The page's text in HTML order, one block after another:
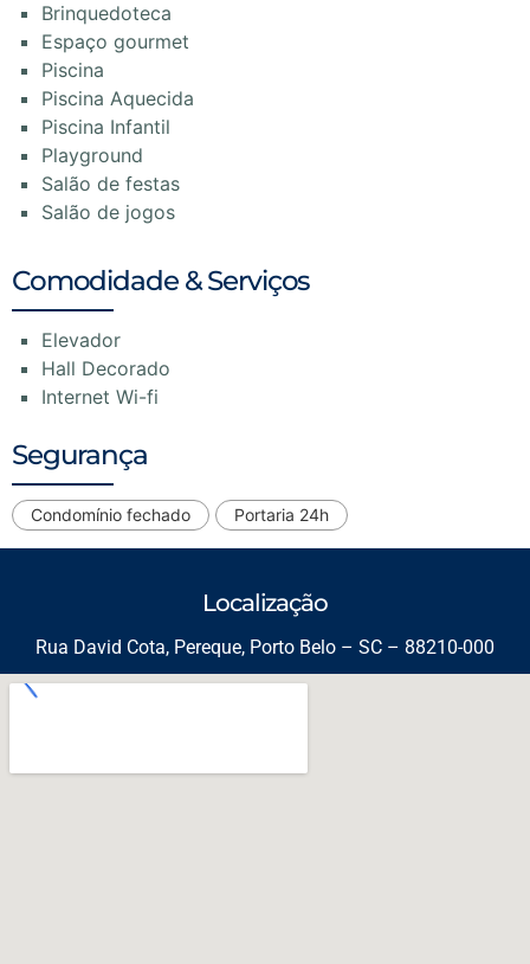
Brinquedoteca
Espaço gourmet
Piscina
Piscina Aquecida
Piscina Infantil
Playground
Salão de festas
Salão de jogos
Comodidade & Serviços
Elevador
Hall Decorado
Internet Wi-fi
Segurança
Condomínio fechado Portaria 24h
Localização
Rua David Cota, Pereque, Porto Belo – SC – 88210-000